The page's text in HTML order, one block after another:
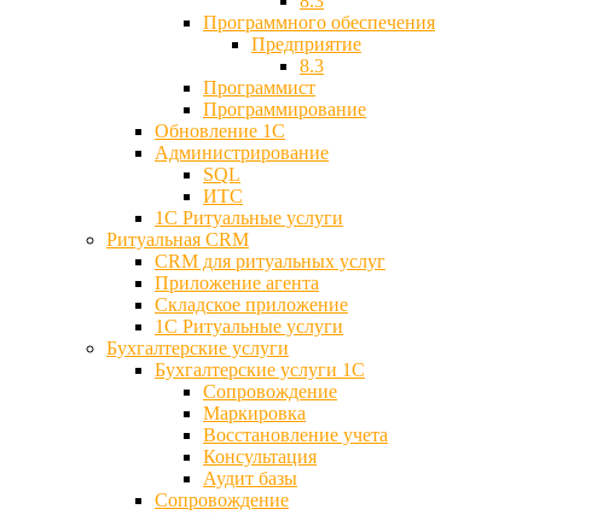
Программного обеспечения
Предприятие
8.3
Программист
Программирование
Обновление 1С
Администрирование
SQL
ИТС
1С Ритуальные услуги
Ритуальная CRM
CRM для ритуальных услуг
Приложение агента
Складское приложение
1С Ритуальные услуги
Бухгалтерские услуги
Бухгалтерские услуги 1С
Сопровождение
Маркировка
Восстановление учета
Консультация
Аудит базы
Cопровождение